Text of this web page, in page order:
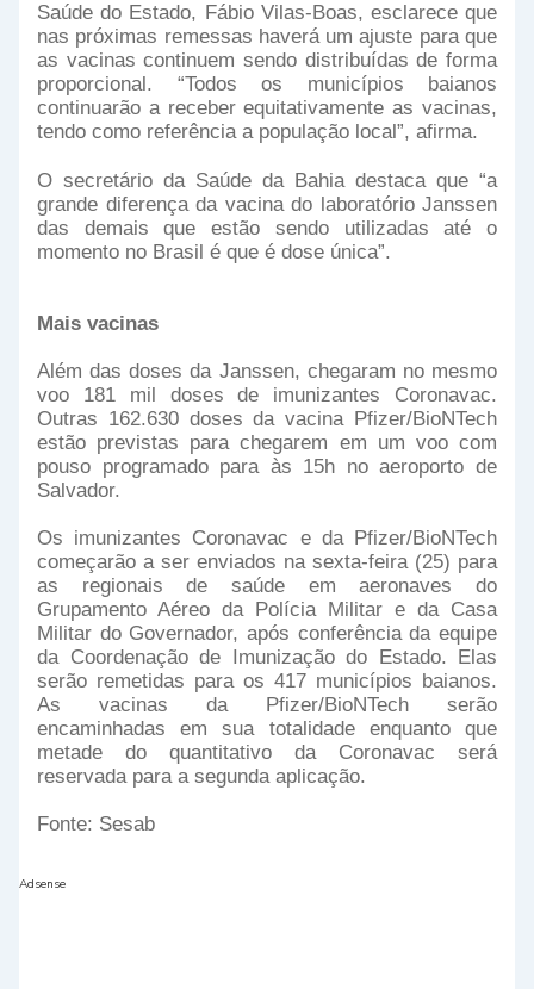
Saúde do Estado, Fábio Vilas-Boas, esclarece que
nas próximas remessas haverá um ajuste para que
as vacinas continuem sendo distribuídas de forma
proporcional. “Todos os municípios baianos
continuarão a receber equitativamente as vacinas,
tendo como referência a população local”, afirma.
O secretário da Saúde da Bahia destaca que “a
grande diferença da vacina do laboratório Janssen
das demais que estão sendo utilizadas até o
momento no Brasil é que é dose única”.
Mais vacinas
Além das doses da Janssen, chegaram no mesmo
voo 181 mil doses de imunizantes Coronavac.
Outras 162.630 doses da vacina Pfizer/BioNTech
estão previstas para chegarem em um voo com
pouso programado para às 15h no aeroporto de
Salvador.
Os imunizantes Coronavac e da Pfizer/BioNTech
começarão a ser enviados na sexta-feira (25) para
as regionais de saúde em aeronaves do
Grupamento Aéreo da Polícia Militar e da Casa
Militar do Governador, após conferência da equipe
da Coordenação de Imunização do Estado. Elas
serão remetidas para os 417 municípios baianos.
As vacinas da Pfizer/BioNTech serão
encaminhadas em sua totalidade enquanto que
metade do quantitativo da Coronavac será
reservada para a segunda aplicação.
Fonte: Sesab
Adsense